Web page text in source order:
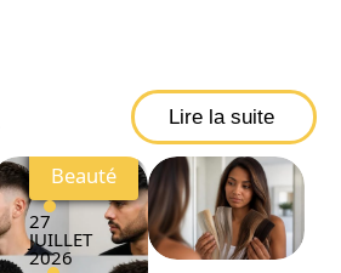
Lire la suite
Beauté
27
JUILLET
2026